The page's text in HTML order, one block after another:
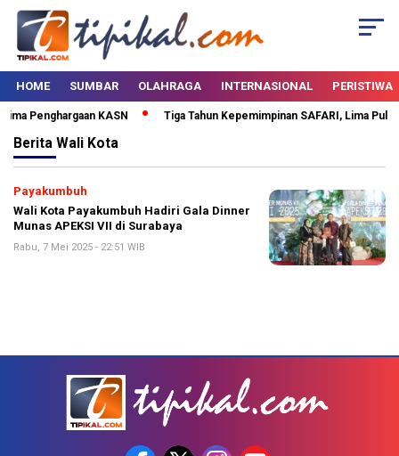
HOME SUMBAR OLAHRAGA INTERNASIONAL PERISTIWA
Penghargaan KASN Tiga Tahun Kepemimpinan SAFARI, Lima
Berita Wali Kota
Payakumbuh
Wali Kota Payakumbuh Hadiri Gala Dinner
Munas APEKSI VII di Surabaya
Rabu, 7 Mei 2025 - 22:51 WIB